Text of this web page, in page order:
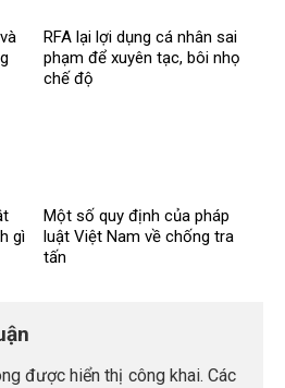
RFA lại lợi dụng cá nhân sai
phạm để xuyên tạc, bôi nhọ
chế độ
gì
Một số quy định của pháp
luật Việt Nam về chống tra
tấn
được hiển thị công khai. Các